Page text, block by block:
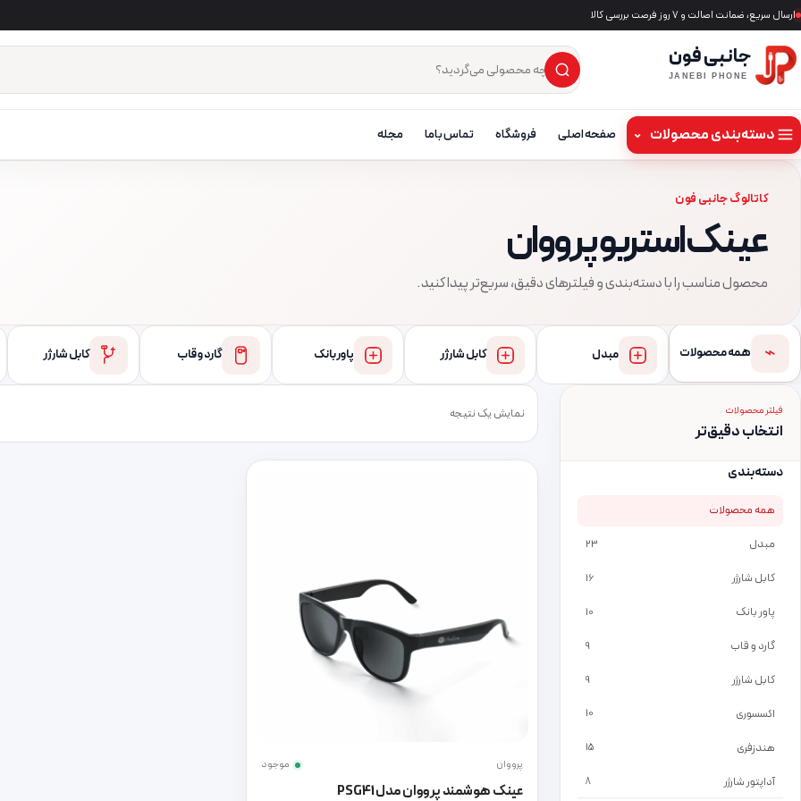
ارسال سریع، ضمانت اصالت و ۷ روز فرصت بررسی کالا
جانبی فون
JANEBI PHONE جست‌وجوی محصول
×
دسته‌بندی محصولات ⌄ صفحه اصلی فروشگاه تماس باما مجله
کاتالوگ جانبی فون
عینک استریو پرووان
محصول مناسب را با دسته‌بندی و فیلترهای دقیق، سریع‌تر پیدا کنید.
⌁ همه محصولات مبدل کابل شارژر پاور بانک گارد و قاب کابل شارژر
فیلتر محصولات
انتخاب دقیق‌تر
دسته‌بندی
همه محصولات
مبدل 23
کابل شارژر 16
پاور بانک 10
گارد و قاب 9
کابل شارژر 9
اکسسوری 10
هندزفری 15
آداپتور شارژر 8
نمایش یک نتیجه
پرووان موجود
عینک هوشمند پرووان مدل PSG41